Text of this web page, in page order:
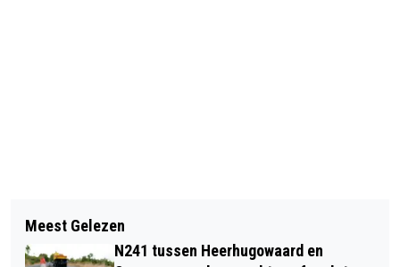
NEDERLANDERS HEBBEN VOOR
RECORDBEDRAG VUURWERK GEKOCHT
NA DECEMBERMAAND WAARIN WE
Meest Gelezen
N241 tussen Heerhugowaard en